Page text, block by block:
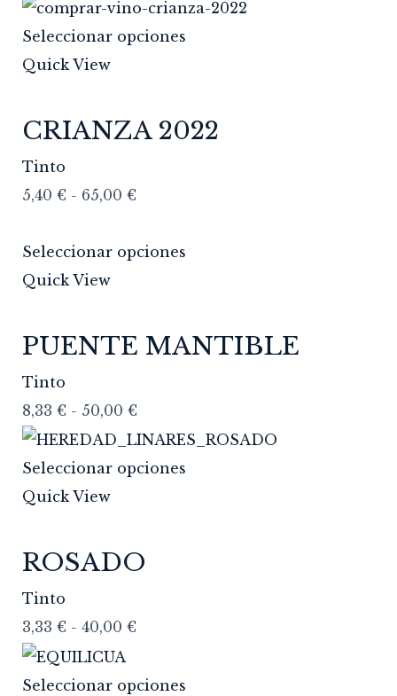
Seleccionar opciones
Quick View
CRIANZA 2022
Tinto
5,40 € - 65,00 €
Seleccionar opciones
Quick View
PUENTE MANTIBLE
Tinto
8,33 € - 50,00 €
Seleccionar opciones
Quick View
ROSADO
Tinto
3,33 € - 40,00 €
Seleccionar opciones